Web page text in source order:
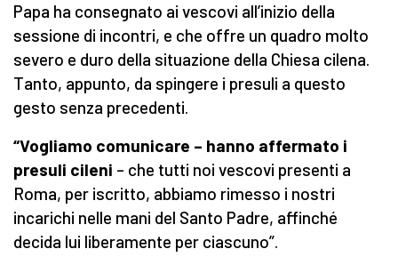
Papa ha consegnato ai vescovi all’inizio della
sessione di incontri, e che offre un quadro molto
severo e duro della situazione della Chiesa cilena.
Tanto, appunto, da spingere i presuli a questo
gesto senza precedenti.
“Vogliamo comunicare – hanno affermato i
presuli cileni – che tutti noi vescovi presenti a
Roma, per iscritto, abbiamo rimesso i nostri
incarichi nelle mani del Santo Padre, affinché
decida lui liberamente per ciascuno”.